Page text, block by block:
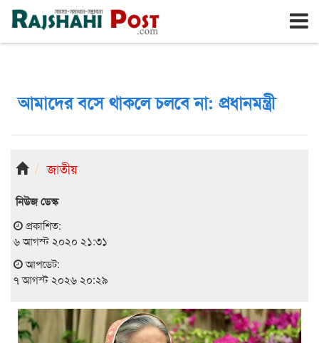
রাজশাহী শুক্রবার, ৭ই আগস্ট ২০২৬, ২৪শে শ্রাবণ ১৪৩৩
আমাদের বসে থাকলে চলবে না: প্রধানমন্ত্রী
জাতীয়
নিউজ ডেস্ক
প্রকাশিত:
৬ আগস্ট ২০২০ ২১:৩১
আপডেট:
৭ আগস্ট ২০২৬ ২০:২৯